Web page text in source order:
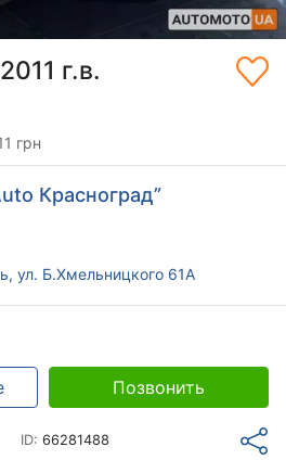
г.в.
грн
Красноград”
ул. Б.Хмельницкого 61А
Позвонить
ID: 66281488